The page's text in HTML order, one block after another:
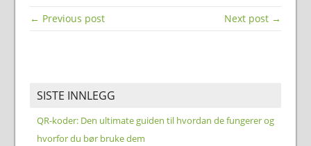
← Previous post Next post →
SISTE INNLEGG
QR-koder: Den ultimate guiden til hvordan de fungerer og
hvorfor du bør bruke dem